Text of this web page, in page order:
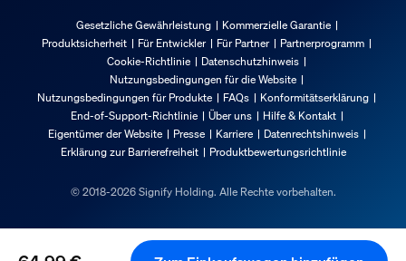
Informationen zur Verpackung
EAN
8719514339989
Stromverbrauch
0,50 W
Gesetzliche Gewährleistung
Kommerzielle Garantie
Produktsicherheit
Für Entwickler Für Partner
Partnerprogramm
Cookie-Richtlinie
Datenschutzhinweis
Nutzungsbedingungen für die Website
Nutzungsbedingungen für Produkte
FAQs
Konformitätserklärung
End-of-Support-Richtlinie
Über uns
Hilfe & Kontakt
Eigentümer der Website
Presse Karriere
Datenrechtshinweis
Erklärung zur Barrierefreiheit
Produktbewertungsrichtlinie
© 2018-2026 Signify Holding. Alle Rechte vorbehalten.